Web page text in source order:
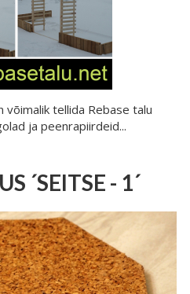
võimalik tellida Rebase talu
ja peenrapiirdeid...
´SEITSE - 1´